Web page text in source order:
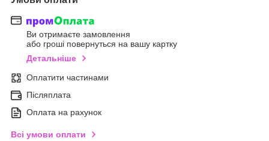
Ви отримаєте замовлення
або гроші повернуться на вашу картку
Детальніше
Оплатити частинами
Післяплата
Оплата на рахунок
Всі умови оплати